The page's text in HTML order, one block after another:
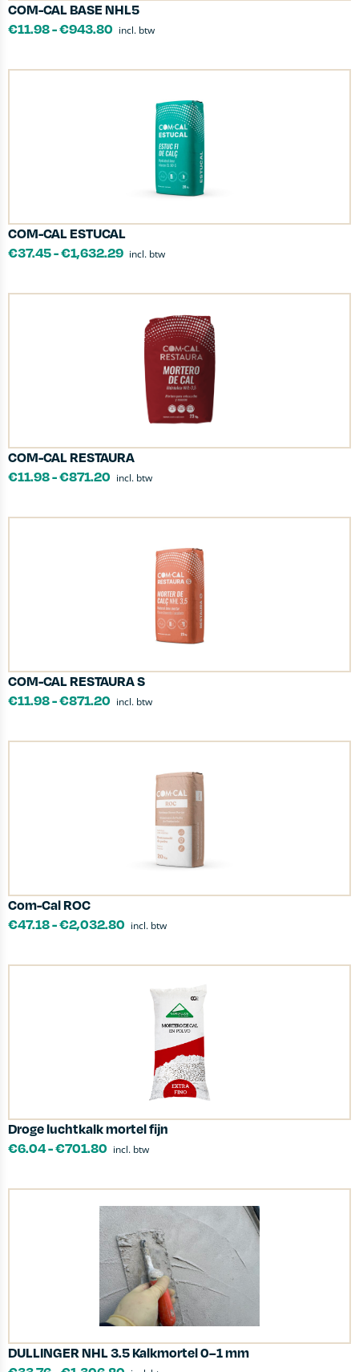
COM-CAL BASE NHL5
€11.98-€943.80 incl. btw
COM-CAL ESTUCAL
€37.45-€1,632.29 incl. btw
COM-CAL RESTAURA
€11.98-€871.20 incl. btw
COM-CAL RESTAURA S
€11.98-€871.20 incl. btw
Com-Cal ROC
€47.18-€2,032.80 incl. btw
Droge luchtkalk mortel fijn
€6.04-€701.80 incl. btw
DULLINGER NHL 3.5 Kalkmortel 0–1 mm